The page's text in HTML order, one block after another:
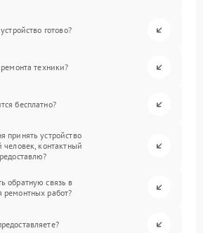
готово?
техники?
бесплатно?
принять устройство
человек, контактный
обратную связь в
ремонтных работ?